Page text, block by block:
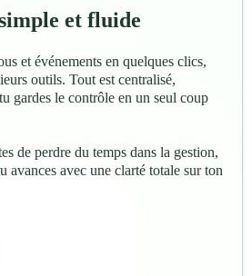
et fluide
et événements en quelques clics,
outils. Tout est centralisé,
gardes le contrôle en un seul coup
de perdre du temps dans la gestion,
avances avec une clarté totale sur ton